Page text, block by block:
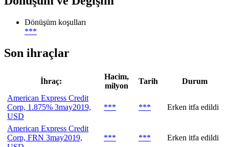
Dönüşüm koşulları
***
Son ihraçlar
İhraç:
Hacim,
milyon
Tarih
Durum
American Express Credit
Corp, 1.875% 3may2019,
USD
*** *** Erken itfa edildi
American Express Credit
Corp, FRN 3may2019,
*** *** Erken itfa edildi